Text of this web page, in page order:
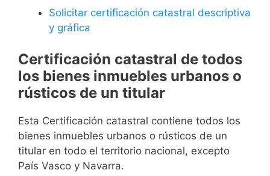
Solicitar certificación catastral descriptiva
y gráfica
Certificación catastral de todos
los bienes inmuebles urbanos o
rústicos de un titular
Esta Certificación catastral contiene todos los
bienes inmuebles urbanos o rústicos de un
titular en todo el territorio nacional, excepto
País Vasco y Navarra.